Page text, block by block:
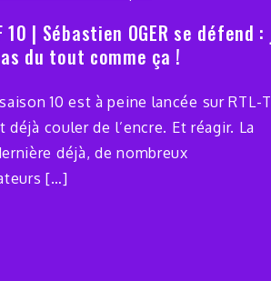
10 | Sébastien OGER se défend
du tout comme ça !
10 est à peine lancée sur RTL-
déjà couler de l’encre. Et réagir. La
déjà, de nombreux
[…]